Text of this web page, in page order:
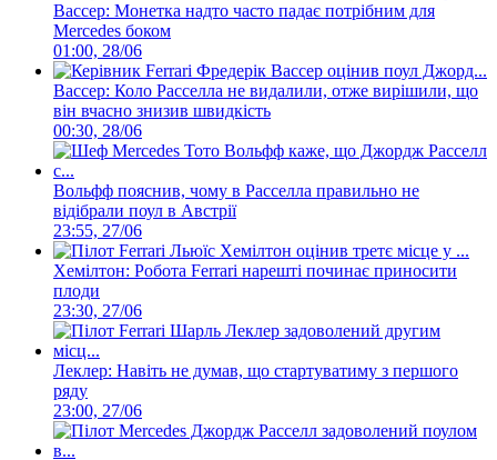
Вассер: Монетка надто часто падає потрібним для
Mercedes боком
01:00, 28/06
Вассер: Коло Расселла не видалили, отже вирішили, що
він вчасно знизив швидкість
00:30, 28/06
Вольфф пояснив, чому в Расселла правильно не
відібрали поул в Австрії
23:55, 27/06
Хемілтон: Робота Ferrari нарешті починає приносити
плоди
23:30, 27/06
Леклер: Навіть не думав, що стартуватиму з першого
ряду
23:00, 27/06